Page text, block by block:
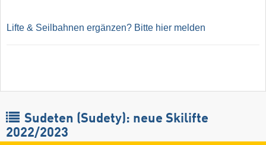
Lifte & Seilbahnen ergänzen? Bitte hier melden
Sudeten (Sudety): neue Skilifte
2022/2023